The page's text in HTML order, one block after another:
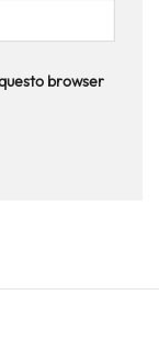
browser